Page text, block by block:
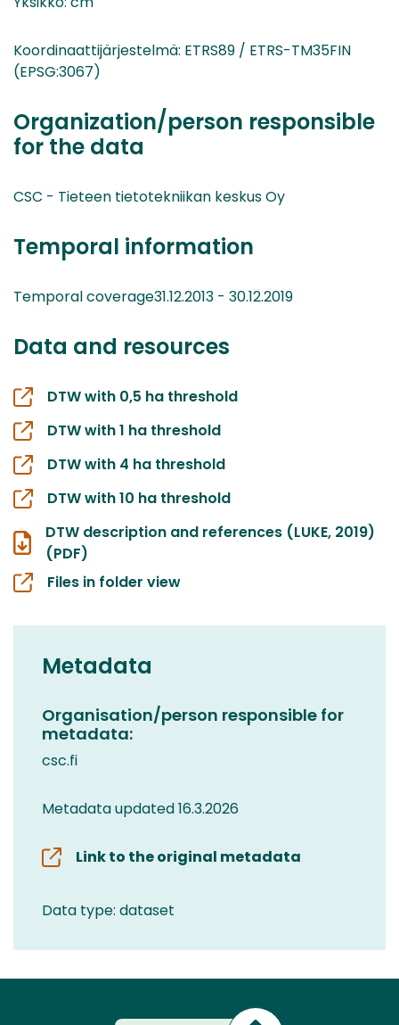
Koordinaattijärjestelmä: ETRS89 / ETRS-TM35FIN
(EPSG:3067)
Organization/person responsible
for the data
CSC - Tieteen tietotekniikan keskus Oy
Temporal information
Temporal coverage31.12.2013 - 30.12.2019
Data and resources
DTW with 0,5 ha threshold
DTW with 1 ha threshold
DTW with 4 ha threshold
DTW with 10 ha threshold
DTW description and references (LUKE, 2019)
(PDF)
Files in folder view
Metadata
Organisation/person responsible for
metadata:
csc.fi
Metadata updated 16.3.2026
Link to the original metadata
Data type: dataset